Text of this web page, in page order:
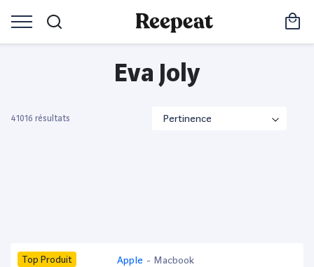
Eva Joly
41016 résultats
Top Produit Apple - Macbook